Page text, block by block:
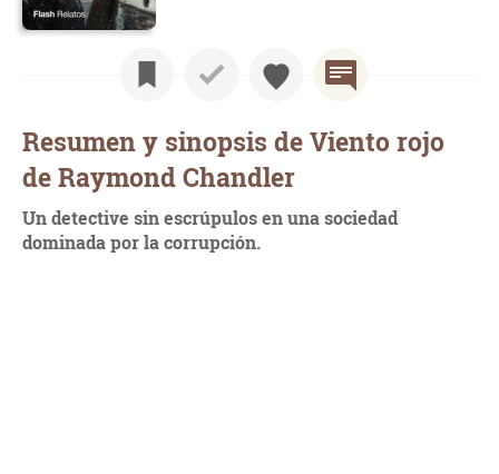
Resumen y sinopsis de Viento rojo
de Raymond Chandler
Un detective sin escrúpulos en una sociedad
dominada por la corrupción.